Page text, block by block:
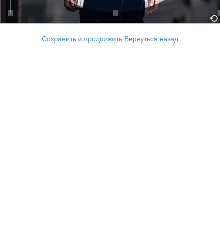
Сохранить и продолжить Вернуться назад